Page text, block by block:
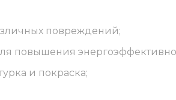
повреждений;
повышения
и покраска;